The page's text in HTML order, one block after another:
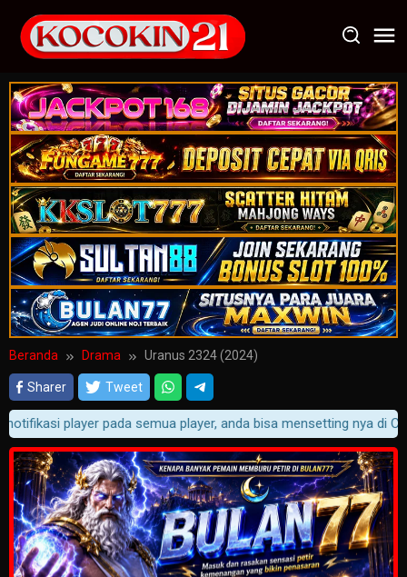
konten
Beranda Drama Uranus 2324 (2024)
Sharer Tweet
player pada semua player, anda bisa mensetting nya di